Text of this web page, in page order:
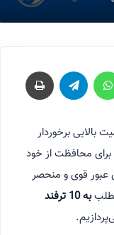
تلگرام چاپ
بالایی برخوردار
برای محافظت از خود
عبور قوی و منحصر
به 10 ترفند